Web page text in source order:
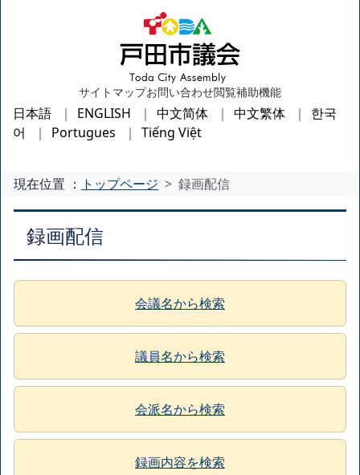
サイトマップお問い合わせ閲覧補助機能
日本語 ENGLISH 中文简体 中文繁体
한국
어
Portugues Tiếng Việt
現在位置 ： トップページ 録画配信
録画配信
会議名から検索
議員名から検索
会派名から検索
録画内容を検索